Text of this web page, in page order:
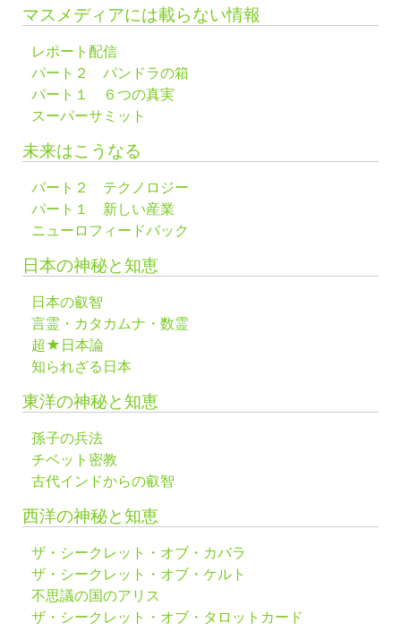
マスメディアには載らない情報
レポート配信
パート２ パンドラの箱
パート１ ６つの真実
スーパーサミット
未来はこうなる
パート２ テクノロジー
パート１ 新しい産業
ニューロフィードバック
日本の神秘と知恵
日本の叡智
言霊・カタカムナ・数霊
超★日本論
知られざる日本
東洋の神秘と知恵
孫子の兵法
チベット密教
古代インドからの叡智
西洋の神秘と知恵
ザ・シークレット・オブ・カバラ
ザ・シークレット・オブ・ケルト
不思議の国のアリス
ザ・シークレット・オブ・タロットカード